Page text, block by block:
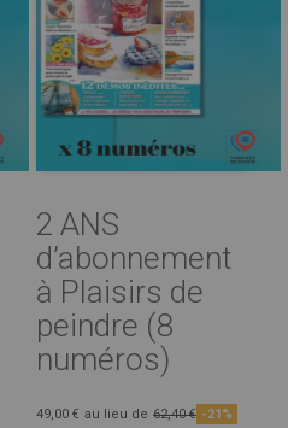
2 ANS
d’abonnement
à Plaisirs de
peindre (8
numéros)
49,00 € au lieu de 62,40 € -21%